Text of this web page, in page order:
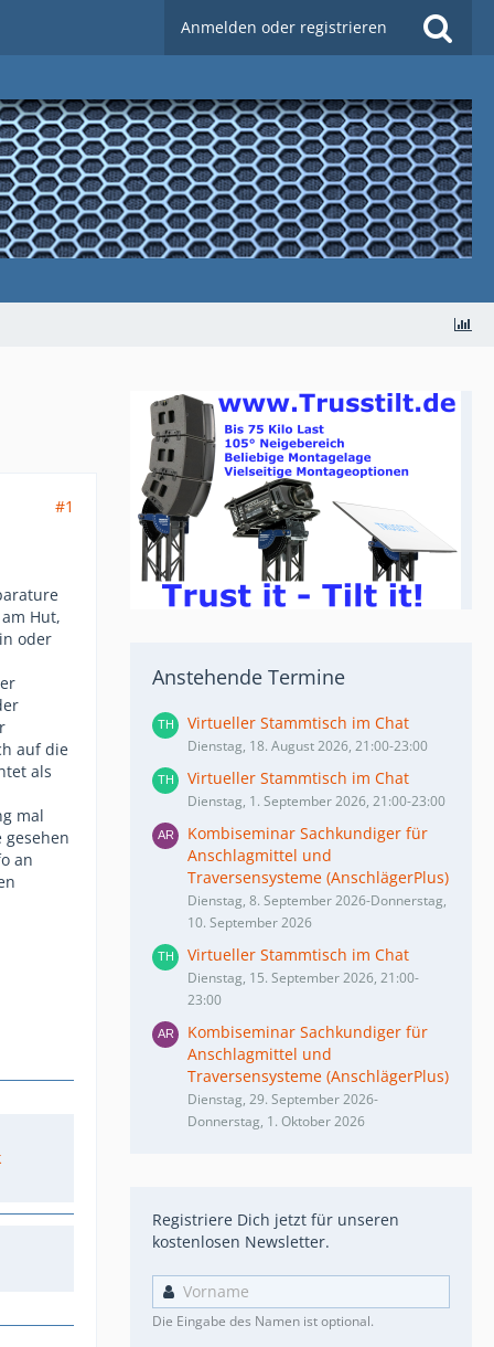
Anmelden oder registrieren
#1
Hut,
oder
auf die
als
mal
an
Anstehende Termine
Virtueller Stammtisch im Chat
Dienstag, 18. August 2026, 21:00-23:00
Virtueller Stammtisch im Chat
Dienstag, 1. September 2026, 21:00-23:00
Kombiseminar Sachkundiger für
Anschlagmittel und
Traversensysteme (AnschlägerPlus)
Dienstag, 8. September 2026-Donnerstag,
10. September 2026
Virtueller Stammtisch im Chat
Dienstag, 15. September 2026, 21:00-
23:00
Kombiseminar Sachkundiger für
Anschlagmittel und
Traversensysteme (AnschlägerPlus)
Dienstag, 29. September 2026-
Donnerstag, 1. Oktober 2026
Registriere Dich jetzt für unseren
kostenlosen Newsletter.
Die Eingabe des Namen ist optional.